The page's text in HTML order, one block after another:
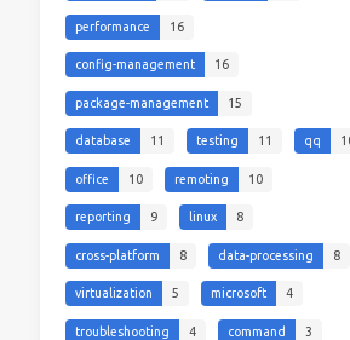
performance 16
config-management 16
package-management 15
database 11 testing 11 qq
office 10 remoting 10
reporting 9 linux 8
cross-platform 8 data-processing 8
virtualization 5 microsoft 4
troubleshooting 4 command 3